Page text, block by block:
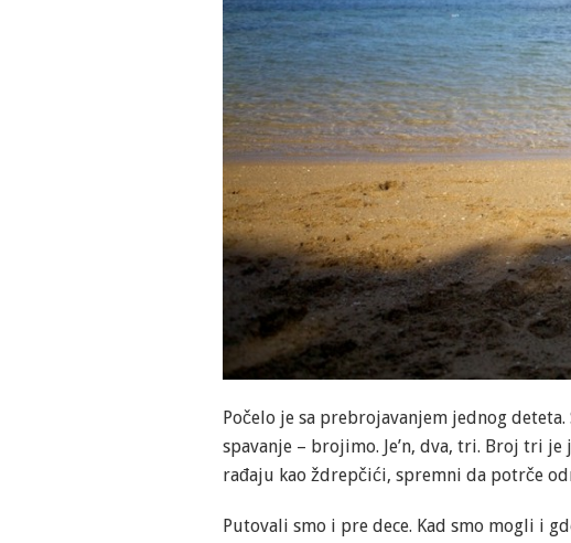
Počelo je sa prebrojavanjem jednog
spavanje – brojimo. Je’n, dva, tri. Broj tri
rađaju kao ždrepčići, spremni da potrče
Putovali smo i pre dece. Kad smo mogli i